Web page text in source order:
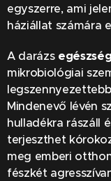
egyszerre, ami
háziállat számára
A darázs
mikrobiológiai
Mindenevő lévén
hulladékra rászáll
terjeszthet
meg emberi
fészkét